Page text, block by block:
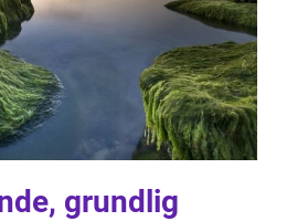
grundlig